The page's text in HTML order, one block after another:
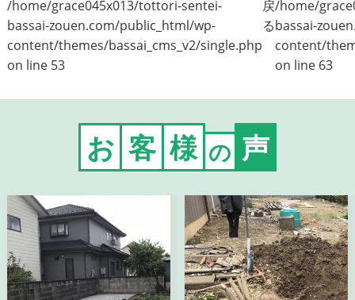
/home/grace045x013/tottori-sentei-
bassai-zouen.com/public_html/wp-
content/themes/bassai_cms_v2/single.php
on line 53
戻
る
/home/
bassai-
content/
on line 63
お 客 様 の 声